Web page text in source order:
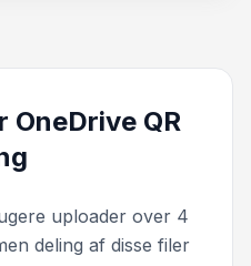
OneDrive QR
uploader over 4
deling af disse filer